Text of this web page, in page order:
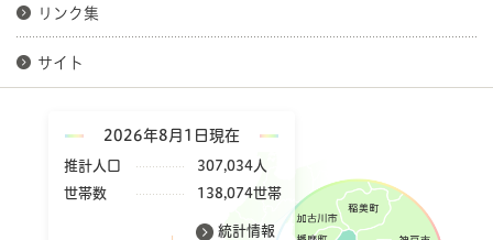
リンク集
サイト
2026年8月1日現在
推計人口
307,034人
世帯数
138,074世帯
統計情報